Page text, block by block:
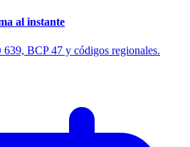
al instante
BCP 47 y códigos regionales.